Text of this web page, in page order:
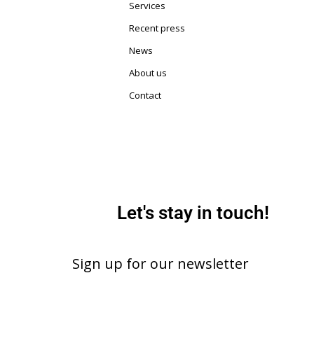
Services
Recent press
News
About us
Contact
Let's stay in touch!
Sign up for our newsletter